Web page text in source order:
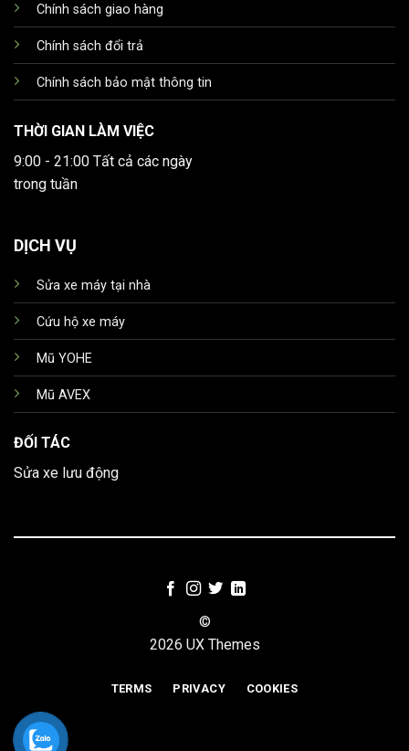
Chính sách giao hàng
Chính sách đổi trả
Chính sách bảo mật thông tin
THỜI GIAN LÀM VIỆC
9:00 - 21:00 Tất cả các ngày
trong tuần
DỊCH VỤ
Sửa xe máy tại nhà
Cứu hộ xe máy
Mũ YOHE
Mũ AVEX
ĐỐI TÁC
Sửa xe lưu động
©
2026 UX Themes
TERMS PRIVACY COOKIES